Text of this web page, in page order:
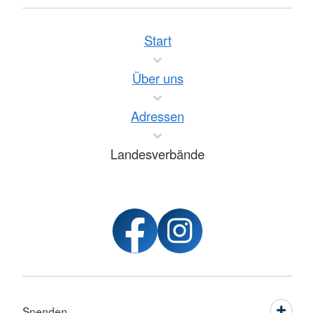
Start
Über uns
Adressen
Landesverbände